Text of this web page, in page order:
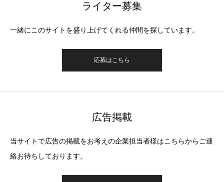
ライター募集
一緒にこのサイトを盛り上げてくれる仲間を探しています。
応募はこちら
広告掲載
当サイトで広告の掲載をお考えの企業担当者様はこちらからご連
絡お待ちしております。